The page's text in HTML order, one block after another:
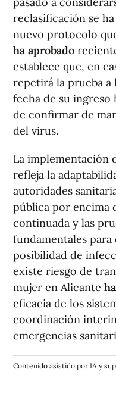
reclasificación se
nuevo protocolo
ha aprobado
establece que, en
repetirá la prueba a
fecha de su
de confirmar de
del virus.
La implementación
refleja la
autoridades
pública por encima
continuada y las
fundamentales
posibilidad de
existe riesgo de
mujer en Alicante
eficacia de los
coordinación
emergencias
Contenido asistido por IA y